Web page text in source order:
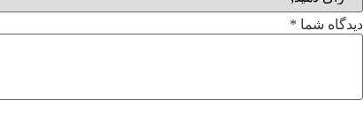
دیدگاه شما *